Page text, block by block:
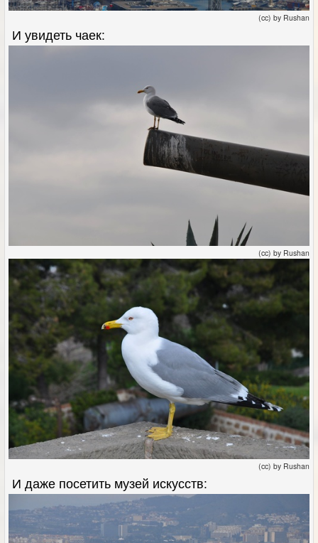
(cc) by Rushan
И увидеть чаек:
(cc) by Rushan
(cc) by Rushan
И даже посетить музей искусств: